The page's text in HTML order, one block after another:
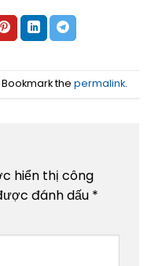
Bookmark the permalink.
hiển thị công
đánh dấu *